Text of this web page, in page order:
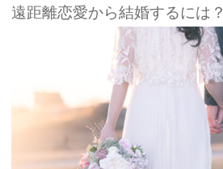
遠距離恋愛から結婚するには？